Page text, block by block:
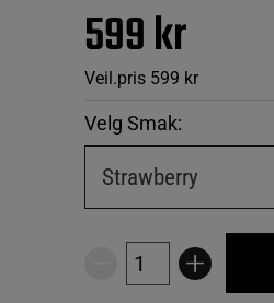
599 kr
Veil.pris 599 kr
Velg Smak:
Strawberry